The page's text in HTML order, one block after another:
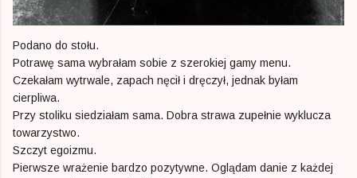
Podano do stołu.
Potrawę sama wybrałam sobie z szerokiej gamy menu.
Czekałam wytrwale, zapach nęcił i dręczył, jednak byłam
cierpliwa.
Przy stoliku siedziałam sama. Dobra strawa zupełnie wyklucza
towarzystwo.
Szczyt egoizmu.
Pierwsze wrażenie bardzo pozytywne. Oglądam danie z każdej